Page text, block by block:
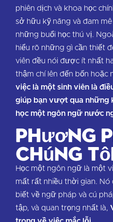
phiên dịch và khoa học
sở hữu kỹ năng và đam
những buổi học thú vị.
hiểu rõ những gì cần thiết
viên đều nói được ít nhất
thậm chí lên đến bốn hoặc
việc là một sinh viên là
giúp bạn vượt qua những
học một ngôn ngữ nước
Phương
chúng
Học một ngôn ngữ là một
mất rất nhiều thời gian. Nó
biết về ngữ pháp và cú
tập, và quan trọng nhất là,